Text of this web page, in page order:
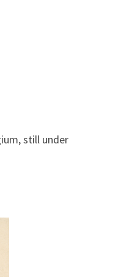
still under